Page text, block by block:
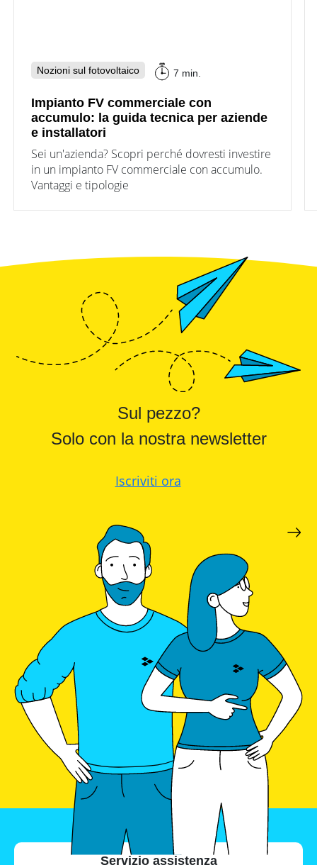
Nozioni sul fotovoltaico 7 min.
Impianto FV commerciale con
accumulo: la guida tecnica per aziende
e installatori
Sei un'azienda? Scopri perché dovresti investire
in un impianto FV commerciale con accumulo.
Vantaggi e tipologie
Sul pezzo?
Solo con la nostra newsletter
Iscriviti ora
Servizio assistenza